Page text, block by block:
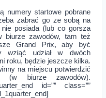
numery startowe pobrane
zabrać go ze sobą na
posiada (lub co gorsza
biurze zawodów, tam też
Grand Prix, aby być
wziąć udział w dwóch
roku, będzie jeszcze kilka.
na miejscu potwierdzić
(w biurze zawodów).
id=”” class=””